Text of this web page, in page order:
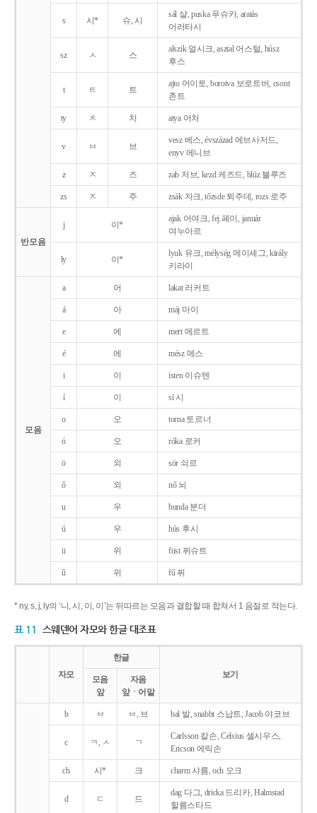
s 시* 슈, 시
sál 샬, puska 푸슈카, aratás
어러타시
sz ㅅ 스
alszik 얼시크, asztal 어스털, húsz
후스
t ㅌ 트
ajto 어이토, borotva 보로트버, csont
촌트
ty ㅊ 치 atya 어처
v ㅂ 브
vesz 베스, évszázad 에브사저드,
enyv 에니브
z ㅈ 즈 zab 저브, kezd 케즈드, blúz 블루즈
zs ㅈ 주 zsák 자크, tőzsde 퇴주데, rozs 로주
반모음
j 이*
ajak 어여크, fej 페이, január
여누아르
ly 이*
lyuk 유크, mélység 메이셰그, király
키라이
모음
a 어 lakat 러커트
á 아 máj 마이
e 에 mert 메르트
é 에 mész 메스
i 이 isten 이슈텐
í 이 sí 시
o 오 torna 토르너
ó 오 róka 로커
ö 외 sör 쇠르
ő 외 nő 뇌
u 우 bunda 분더
ú 우 hús 후시
ü 위 füst 퓌슈트
ű 위 fű 퓌
* ny, s, j, ly의 ‘니, 시, 이, 이’는 뒤따르는 모음과 결합할 때 합쳐서 1 음절로 적는다.
표 11 스웨덴어 자모와 한글 대조표
자모
한글
보기
모음
앞
자음
앞ㆍ어말
b ㅂ ㅂ, 브 bal 발, snabbt 스납트, Jacob 야코브
c ㅋ, ㅅ ㄱ
Carlsson 칼손, Celsius 셀시우스,
Ericson 에릭손
ch 시* 크 charm 샤름, och 오크
d ㄷ 드
dag 다그, dricka 드리카, Halmstad
할름스타드